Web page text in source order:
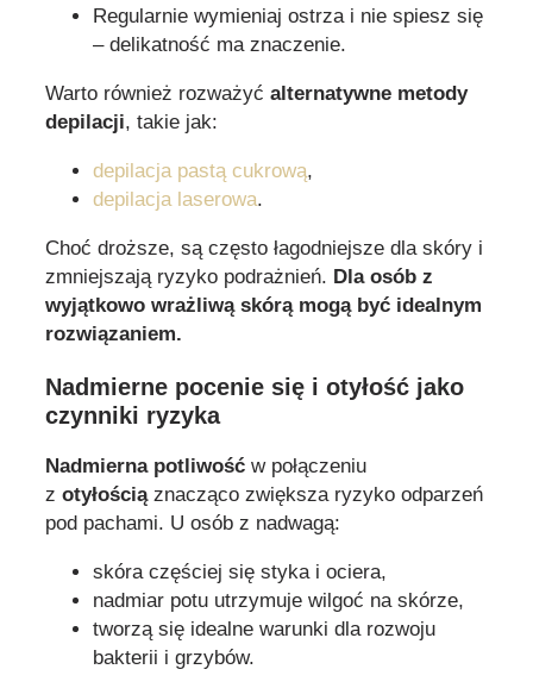
Regularnie wymieniaj ostrza i nie spiesz się
– delikatność ma znaczenie.
Warto również rozważyć alternatywne metody
depilacji, takie jak:
depilacja pastą cukrową,
depilacja laserowa.
Choć droższe, są często łagodniejsze dla skóry i
zmniejszają ryzyko podrażnień. Dla osób z
wyjątkowo wrażliwą skórą mogą być idealnym
rozwiązaniem.
Nadmierne pocenie się i otyłość jako
czynniki ryzyka
Nadmierna potliwość w połączeniu
z otyłościąznacząco zwiększa ryzyko odparzeń
pod pachami. U osób z nadwagą:
skóra częściej się styka i ociera,
nadmiar potu utrzymuje wilgoć na skórze,
tworzą się idealne warunki dla rozwoju
bakterii i grzybów.